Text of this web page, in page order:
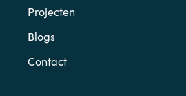
Projecten
Blogs
Contact